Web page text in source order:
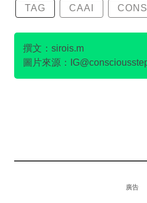
TAG CAAI
KAVU
撰文：sirois.m
圖片來源：IG@consciousstep
IG@flowerofthemountain__、
廣告